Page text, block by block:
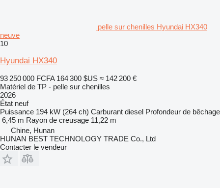
pelle sur chenilles Hyundai HX340
neuve
10
Hyundai HX340
93 250 000 FCFA 164 300 $US ≈ 142 200 €
Matériel de TP - pelle sur chenilles
2026
État neuf
Puissance 194 kW (264 ch) Carburant diesel Profondeur de bêchage
6,45 m Rayon de creusage 11,22 m
Chine, Hunan
HUNAN BEST TECHNOLOGY TRADE Co., Ltd
Contacter le vendeur